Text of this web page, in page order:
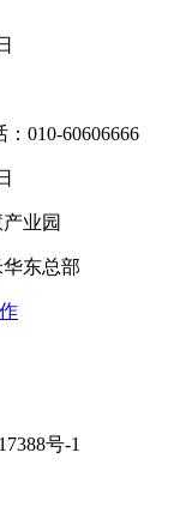
010-60606666
业园
东总部
号-1